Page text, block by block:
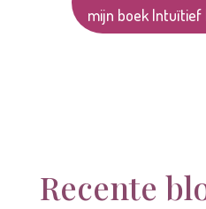
mijn boek Intuïtief
Recente